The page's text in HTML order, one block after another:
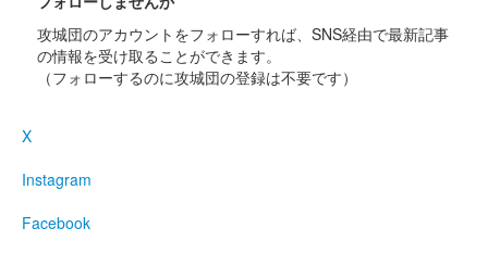
沼田城址 御城印
販売終了
沼田城址 御城印
攻城団のアカウントをフォローすれば、SNS経由で最新記事
の情報を受け取ることができます。
（フォローするのに攻城団の登録は不要です）
X
Instagram
Facebook